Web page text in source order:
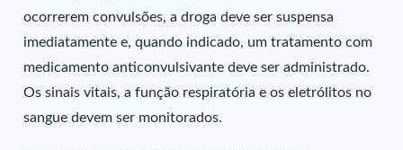
ocorrerem convulsões, a droga deve ser suspensa
imediatamente e, quando indicado, um tratamento com
medicamento anticonvulsivante deve ser administrado.
Os sinais vitais, a função respiratória e os eletrólitos no
sangue devem ser monitorados.